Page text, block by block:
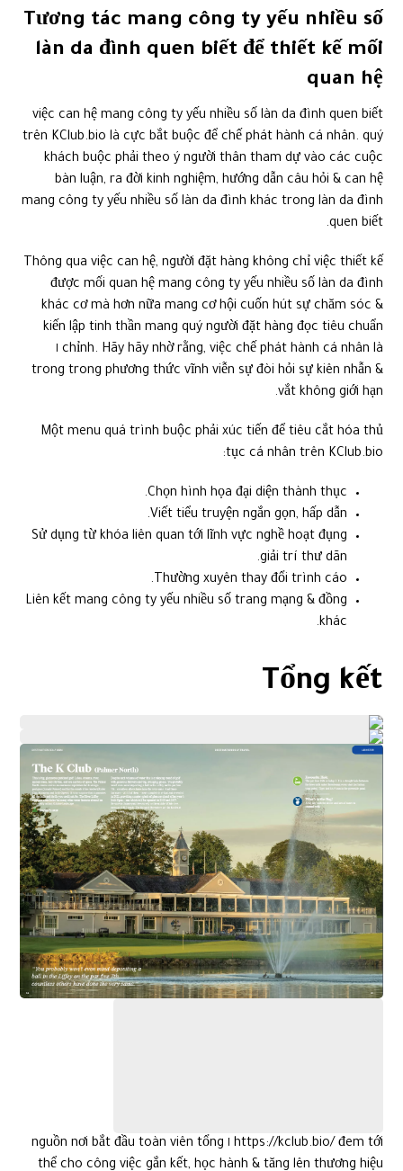
Tương tác mang công ty yếu nhiều số
làn da đình quen biết để thiết kế mối
quan hệ
việc can hệ mang công ty yếu nhiều số làn da đình quen biết
trên KClub.bio là cực bắt buộc để chế phát hành cá nhân. quý
khách buộc phải theo ý người thân tham dự vào các cuộc
bàn luận, ra đời kinh nghiệm, hướng dẫn câu hỏi & can hệ
mang công ty yếu nhiều số làn da đình khác trong làn da đình
quen biết.
Thông qua việc can hệ, người đặt hàng không chỉ việc thiết kế
được mối quan hệ mang công ty yếu nhiều số làn da đình
khác cơ mà hơn nữa mang cơ hội cuốn hút sự chăm sóc &
kiến lập tinh thần mang quý người đặt hàng đọc tiêu chuẩn
chỉnh. Hãy hãy nhờ rằng, việc chế phát hành cá nhân là ١
trong trong phương thức vĩnh viễn sự đòi hỏi sự kiên nhẫn &
vắt không giới hạn.
Một menu quá trình buộc phải xúc tiến để tiêu cắt hóa thủ
tục cá nhân trên KClub.bio:
Chọn hình họa đại diện thành thục.
Viết tiểu truyện ngắn gọn, hấp dẫn.
Sử dụng từ khóa liên quan tới lĩnh vực nghề hoạt đụng
giải trí thư dãn.
Thường xuyên thay đổi trình cáo.
Liên kết mang công ty yếu nhiều số trang mạng & đồng
khác.
Tổng kết
https://kclub.bio/ đem tới ١ nguồn nơi bắt đầu toàn viên tổng
thể cho công việc gắn kết, học hành & tăng lên thương hiệu